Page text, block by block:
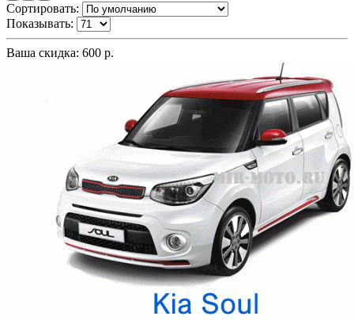
Сортировать:
Показывать:
Ваша скидка: 600 р.